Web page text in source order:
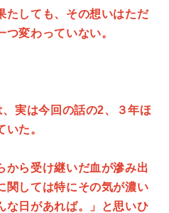
たしても、その想いはただ
つ変わっていない。
実は今回の話の2、３年ほ
いた。
から受け継いだ血が滲み出
関しては特にその気が濃い
な日があれば。」と思いひ